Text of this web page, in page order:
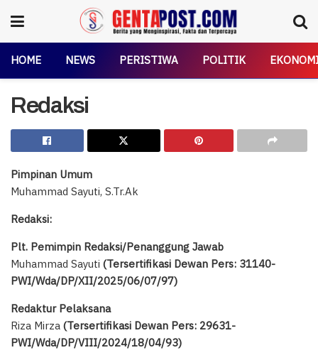
HOME NEWS PERISTIWA POLITIK
Redaksi
Pimpinan Umum
Muhammad Sayuti, S.Tr.Ak
Redaksi:
Plt. Pemimpin Redaksi/Penanggung Jawab
Muhammad Sayuti (Tersertifikasi Dewan Pers: 31140-
PWI/Wda/DP/XII/2025/06/07/97)
Redaktur Pelaksana
Riza Mirza (Tersertifikasi Dewan Pers: 29631-
PWI/Wda/DP/VIII/2024/18/04/93)